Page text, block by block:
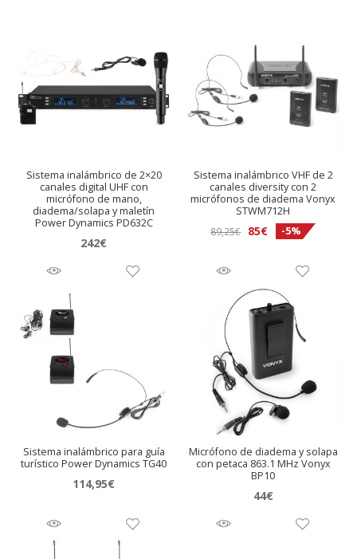
Sistema inalámbrico de 2×20
canales digital UHF con
micrófono de mano,
diadema/solapa y maletín
Power Dynamics PD632C
242€
Sistema inalámbrico VHF de 2
canales diversity con 2
micrófonos de diadema Vonyx
STWM712H
89,25€ El
89,25€.
85€El
actual
85€.
-5%
Sistema inalámbrico para guía
turístico Power Dynamics TG40
114,95€
Micrófono de diadema y solapa
con petaca 863.1 MHz Vonyx
BP10
44€